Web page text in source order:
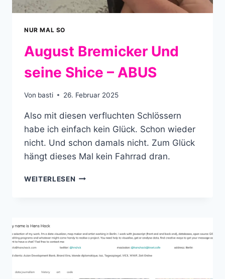
NUR MAL SO
August Bremicker Und
seine Shice – ABUS
Von basti 26. Februar 2025
Also mit diesen verfluchten Schlössern
habe ich einfach kein Glück. Schon wieder
nicht. Und schon damals nicht. Zum Glück
hängt dieses Mal kein Fahrrad dran.
WEITERLESEN AUGUST
ABUS